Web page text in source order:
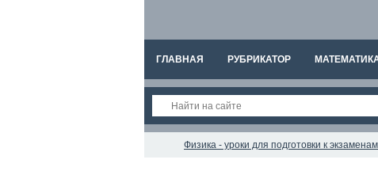
ГЛАВНАЯ РУБРИКАТОР
Физика - уроки для подготовки к